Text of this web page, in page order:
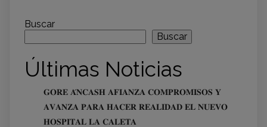
Buscar
Buscar
Últimas Noticias
𝐆𝐎𝐑𝐄 𝐀́𝐍𝐂𝐀𝐒𝐇 𝐀𝐅𝐈𝐀𝐍𝐙𝐀 𝐂𝐎𝐌𝐏𝐑𝐎𝐌𝐈𝐒𝐎𝐒 𝐘
𝐀𝐕𝐀𝐍𝐙𝐀 𝐏𝐀𝐑𝐀 𝐇𝐀𝐂𝐄𝐑 𝐑𝐄𝐀𝐋𝐈𝐃𝐀𝐃 𝐄𝐋 𝐍𝐔𝐄𝐕𝐎
𝐇𝐎𝐒𝐏𝐈𝐓𝐀𝐋 𝐋𝐀 𝐂𝐀𝐋𝐄𝐓𝐀